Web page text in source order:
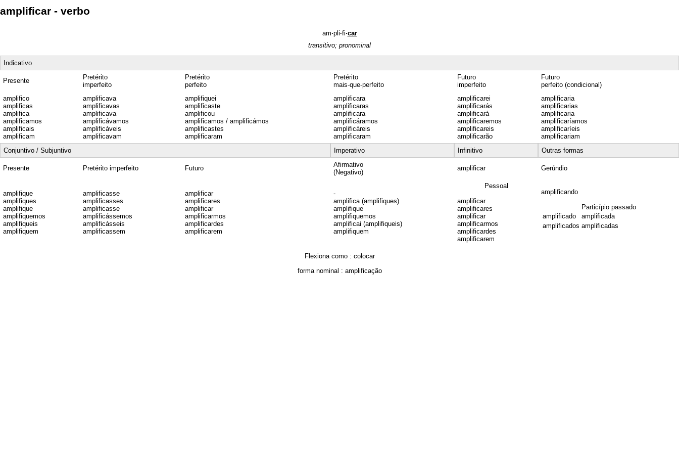
amplificar - verbo
am·pli·fi·car
transitivo; pronominal
Indicativo
Presente
Pretérito
imperfeito
Pretérito
perfeito
Pretérito
mais-que-perfeito
Futuro
imperfeito
Futuro
perfeito (condicional)
amplifico
amplificas
amplifica
amplificamos
amplificais
amplificam
amplificava
amplificavas
amplificava
amplificávamos
amplificáveis
amplificavam
amplifiquei
amplificaste
amplificou
amplificamos / amplificámos
amplificastes
amplificaram
amplificara
amplificaras
amplificara
amplificáramos
amplificáreis
amplificaram
amplificarei
amplificarás
amplificará
amplificaremos
amplificareis
amplificarão
amplificaria
amplificarias
amplificaria
amplificaríamos
amplificaríeis
amplificariam
Conjuntivo / Subjuntivo
Imperativo Infinitivo Outras formas
Presente Pretérito imperfeito Futuro
Afirmativo
(Negativo)
amplificar Gerúndio
amplifique
amplifiques
amplifique
amplifiquemos
amplifiqueis
amplifiquem
amplificasse
amplificasses
amplificasse
amplificássemos
amplificásseis
amplificassem
amplificar
amplificares
amplificar
amplificarmos
amplificardes
amplificarem
-
amplifica (amplifiques)
amplifique
amplifiquemos
amplificai (amplifiqueis)
amplifiquem
Pessoal
amplificar
amplificares
amplificar
amplificarmos
amplificardes
amplificarem
amplificando
Particípio passado
amplificado
amplificada
amplificados amplificadas
Flexiona como : colocar
forma nominal : amplificação